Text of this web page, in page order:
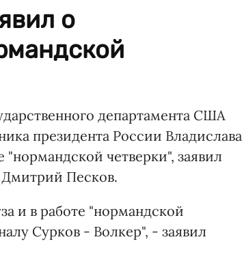
о
департамента США
президента России Владислава
"нормандской четверки", заявил
Песков.
и в работе "нормандской
Сурков - Волкер", - заявил